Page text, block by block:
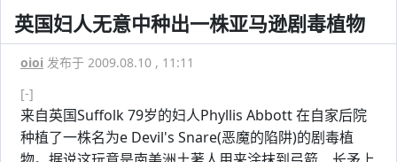
英国妇人无意中种出一株亚马逊剧毒植物
oioi 发布于 2009.08.10 , 11:11
[-]
来自英国Suffolk 79岁的妇人Phyllis Abbott 在自家后院
种植了一株名为e Devil's Snare(恶魔的陷阱)的剧毒植